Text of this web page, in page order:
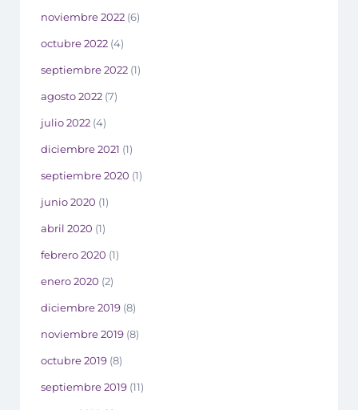
noviembre 2022 (6)
octubre 2022 (4)
septiembre 2022 (1)
agosto 2022 (7)
julio 2022 (4)
diciembre 2021 (1)
septiembre 2020 (1)
junio 2020 (1)
abril 2020 (1)
febrero 2020 (1)
enero 2020 (2)
diciembre 2019 (8)
noviembre 2019 (8)
octubre 2019 (8)
septiembre 2019 (11)